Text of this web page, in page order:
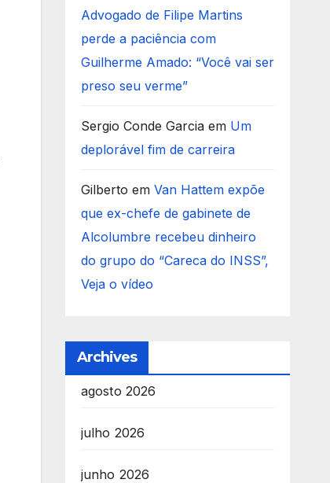
Advogado de Filipe Martins
perde a paciência com
Guilherme Amado: “Você vai ser
preso seu verme”
Sergio Conde Garciaem Um
deplorável fim de carreira
Gilberto em Van Hattem expõe
que ex-chefe de gabinete de
Alcolumbre recebeu dinheiro
do grupo do “Careca do INSS”,
Veja o vídeo
Archives
agosto 2026
julho 2026
junho 2026